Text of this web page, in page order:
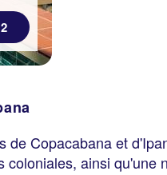
Copacabana et
ainsi qu'une